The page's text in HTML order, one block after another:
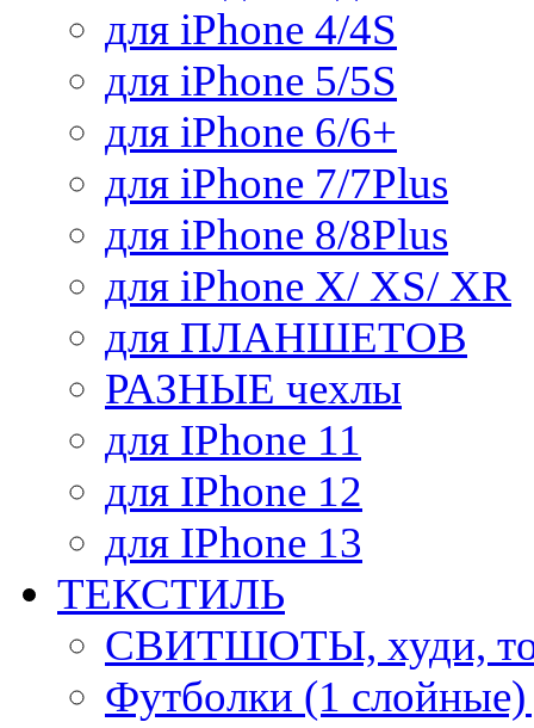
для iPhone 4/4S
для iPhone 5/5S
для iPhone 6/6+
для iPhone 7/7Plus
для iPhone 8/8Plus
для iPhone X/ XS/ XR
для ПЛАНШЕТОВ
РАЗНЫЕ чехлы
для IPhone 11
для IPhone 12
для IPhone 13
ТЕКСТИЛЬ
СВИТШОТЫ, худи,
Футболки (1